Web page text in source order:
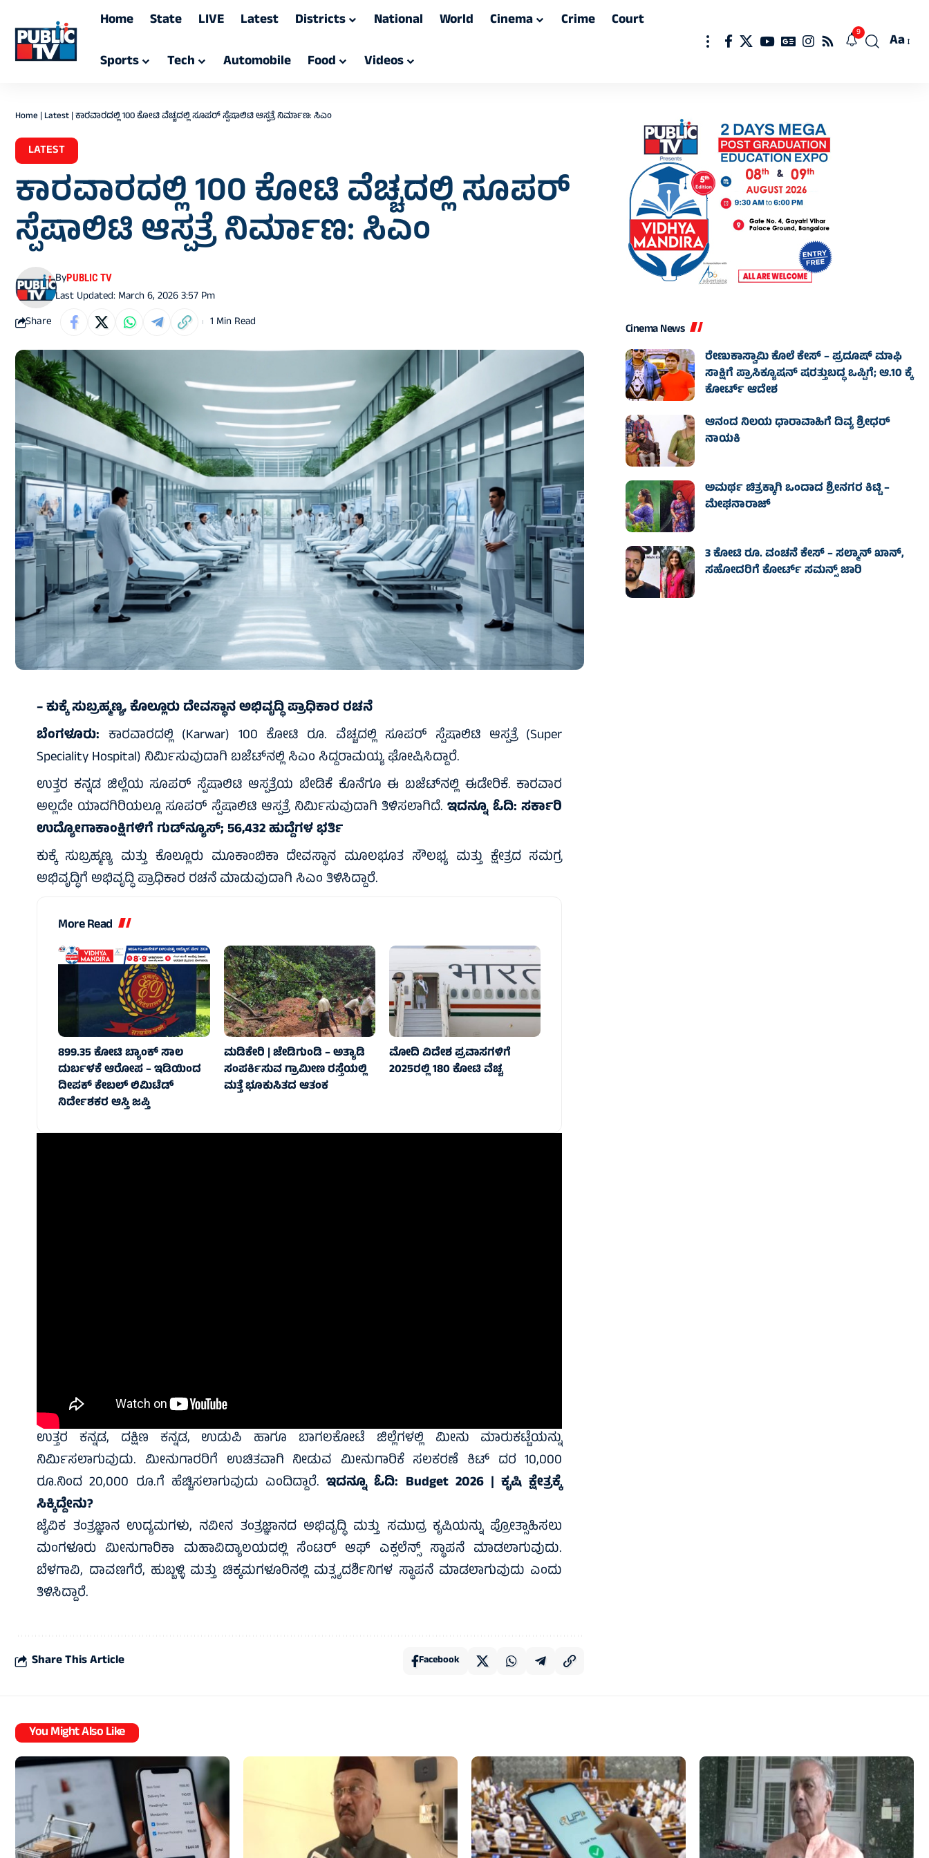
Home State LIVE Latest Districts National World Cinema Crime
Court
Sports
Tech Automobile Food Videos
9
Font
Aa
Home |Latest|ಕಾರವಾರದಲ್ಲಿ 100 ಕೋಟಿ ವೆಚ್ಚದಲ್ಲಿ ಸೂಪರ್‌ ಸ್ಪೆಷಾಲಿಟಿ ಆಸ್ಪತ್ರೆ ನಿರ್ಮಾಣ: ಸಿಎಂ
LATEST
ಕಾರವಾರದಲ್ಲಿ 100 ಕೋಟಿ ವೆಚ್ಚದಲ್ಲಿ ಸೂಪರ್‌
ಸ್ಪೆಷಾಲಿಟಿ ಆಸ್ಪತ್ರೆ ನಿರ್ಮಾಣ: ಸಿಎಂ
Last Updated: March 6, 2026 3:57 Pm
ByPUBLIC TV
Share 1 Min Read
– ಕುಕ್ಕೆ ಸುಬ್ರಹ್ಮಣ್ಯ, ಕೊಲ್ಲೂರು ದೇವಸ್ಥಾನ ಅಭಿವೃದ್ಧಿ ಪ್ರಾಧಿಕಾರ ರಚನೆ
ಬೆಂಗಳೂರು: ಕಾರವಾರದಲ್ಲಿ (Karwar) 100 ಕೋಟಿ ರೂ. ವೆಚ್ಚದಲ್ಲಿ ಸೂಪರ್‌ ಸ್ಪೆಷಾಲಿಟಿ ಆಸ್ಪತ್ರೆ (Super
Speciality Hospital) ನಿರ್ಮಿಸುವುದಾಗಿ ಬಜೆಟ್‌ನಲ್ಲಿ ಸಿಎಂ ಸಿದ್ದರಾಮಯ್ಯ ಘೋಷಿಸಿದ್ದಾರೆ.
ಉತ್ತರ ಕನ್ನಡ ಜಿಲ್ಲೆಯ ಸೂಪರ್ ಸ್ಪೆಷಾಲಿಟಿ ಆಸ್ಪತ್ರೆಯ ಬೇಡಿಕೆ ಕೊನೆಗೂ ಈ ಬಜೆಟ್‌ನಲ್ಲಿ ಈಡೇರಿಕೆ. ಕಾರವಾರ
ಅಲ್ಲದೇ ಯಾದಗಿರಿಯಲ್ಲೂ ಸೂಪರ್ ಸ್ಪೆಷಾಲಿಟಿ ಆಸ್ಪತ್ರೆ ನಿರ್ಮಿಸುವುದಾಗಿ ತಿಳಿಸಲಾಗಿದೆ.ಇದನ್ನೂ ಓದಿ:ಸರ್ಕಾರಿ
ಉದ್ಯೋಗಾಕಾಂಕ್ಷಿಗಳಿಗೆ ಗುಡ್‌ನ್ಯೂಸ್‌; 56,432 ಹುದ್ದೆಗಳ ಭರ್ತಿ
ಕುಕ್ಕೆ ಸುಬ್ರಹ್ಮಣ್ಯ ಮತ್ತು ಕೊಲ್ಲೂರು ಮೂಕಾಂಬಿಕಾ ದೇವಸ್ಥಾನ ಮೂಲಭೂತ ಸೌಲಭ್ಯ ಮತ್ತು ಕ್ಷೇತ್ರದ ಸಮಗ್ರ
ಅಭಿವೃದ್ಧಿಗೆ ಅಭಿವೃದ್ಧಿ ಪ್ರಾಧಿಕಾರ ರಚನೆ ಮಾಡುವುದಾಗಿ ಸಿಎಂ ತಿಳಿಸಿದ್ದಾರೆ.
More Read
899.35 ಕೋಟಿ ಬ್ಯಾಂಕ್‌ ಸಾಲ
ದುರ್ಬಳಕೆ ಆರೋಪ – ಇಡಿಯಿಂದ
ದೀಪಕ್ ಕೇಬಲ್ ಲಿಮಿಟೆಡ್‌
ನಿರ್ದೇಶಕರ ಆಸ್ತಿ ಜಪ್ತಿ
ಮಡಿಕೇರಿ | ಜೇಡಿಗುಂಡಿ – ಅತ್ಯಾಡಿ
ಸಂಪರ್ಕಿಸುವ ಗ್ರಾಮೀಣ ರಸ್ತೆಯಲ್ಲಿ
ಮತ್ತೆ ಭೂಕುಸಿತದ ಆತಂಕ
ಮೋದಿ ವಿದೇಶ ಪ್ರವಾಸಗಳಿಗೆ
2025ರಲ್ಲಿ 180 ಕೋಟಿ ವೆಚ್ಚ
ಉತ್ತರ ಕನ್ನಡ, ದಕ್ಷಿಣ ಕನ್ನಡ, ಉಡುಪಿ ಹಾಗೂ ಬಾಗಲಕೋಟೆ ಜಿಲ್ಲೆಗಳಲ್ಲಿ ಮೀನು ಮಾರುಕಟ್ಟೆಯನ್ನು
ನಿರ್ಮಿಸಲಾಗುವುದು. ಮೀನುಗಾರರಿಗೆ ಉಚಿತವಾಗಿ ನೀಡುವ ಮೀನುಗಾರಿಕೆ ಸಲಕರಣೆ ಕಿಟ್‌ ದರ 10,000
ರೂ.ನಿಂದ 20,000 ರೂ.ಗೆ ಹೆಚ್ಚಿಸಲಾಗುವುದು ಎಂದಿದ್ದಾರೆ.ಇದನ್ನೂ ಓದಿ: Budget 2026 | ಕೃಷಿ ಕ್ಷೇತ್ರಕ್ಕೆ
ಸಿಕ್ಕಿದ್ದೇನು?
ಜೈವಿಕ ತಂತ್ರಜ್ಞಾನ ಉದ್ಯಮಗಳು, ನವೀನ ತಂತ್ರಜ್ಞಾನದ ಅಭಿವೃದ್ಧಿ ಮತ್ತು ಸಮುದ್ರ ಕೃಷಿಯನ್ನು ಪ್ರೋತ್ಸಾಹಿಸಲು
ಮಂಗಳೂರು ಮೀನುಗಾರಿಕಾ ಮಹಾವಿದ್ಯಾಲಯದಲ್ಲಿ ಸೆಂಟರ್‌ ಆಫ್‌ ಎಕ್ಸಲೆನ್ಸ್‌ ಸ್ಥಾಪನೆ ಮಾಡಲಾಗುವುದು.
ಬೆಳಗಾವಿ, ದಾವಣಗೆರೆ, ಹುಬ್ಬಳ್ಳಿ ಮತ್ತು ಚಿಕ್ಕಮಗಳೂರಿನಲ್ಲಿ ಮತ್ಸ್ಯದರ್ಶಿನಿಗಳ ಸ್ಥಾಪನೆ ಮಾಡಲಾಗುವುದು ಎಂದು
ತಿಳಿಸಿದ್ದಾರೆ.
Share This Article Facebook
Cinema News
ರೇಣುಕಾಸ್ವಾಮಿ ಕೊಲೆ ಕೇಸ್‌ – ಪ್ರದೂಷ್‌ ಮಾಫಿ
ಸಾಕ್ಷಿಗೆ ಪ್ರಾಸಿಕ್ಯೂಷನ್ ಷರತ್ತುಬದ್ಧ ಒಪ್ಪಿಗೆ; ಆ.10 ಕ್ಕೆ
ಕೋರ್ಟ್ ಆದೇಶ
ಆನಂದ ನಿಲಯ ಧಾರಾವಾಹಿಗೆ ದಿವ್ಯ ಶ್ರೀಧರ್
ನಾಯಕಿ
ಅಮರ್ಥ ಚಿತ್ರಕ್ಕಾಗಿ ಒಂದಾದ ಶ್ರೀನಗರ ಕಿಟ್ಟಿ –
ಮೇಘನಾರಾಜ್
3 ಕೋಟಿ ರೂ. ವಂಚನೆ ಕೇಸ್‌ – ಸಲ್ಮಾನ್ ಖಾನ್,
ಸಹೋದರಿಗೆ ಕೋರ್ಟ್‌ ಸಮನ್ಸ್ ಜಾರಿ
You Might Also Like